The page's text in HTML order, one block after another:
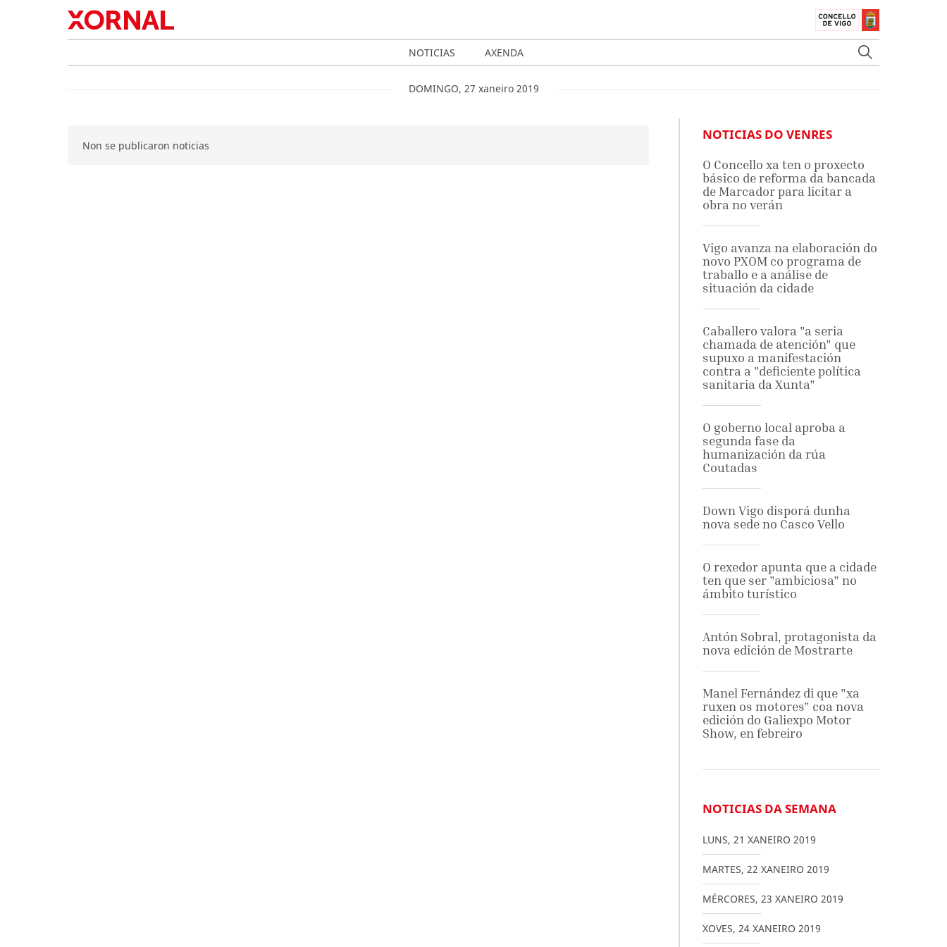
NOTICIAS AXENDA
DOMINGO, 27 xaneiro 2019
Non se publicaron noticias
NOTICIAS DO VENRES
O Concello xa ten o proxecto
básico de reforma da bancada
de Marcador para licitar a
obra no verán
Vigo avanza na elaboración do
novo PXOM co programa de
traballo e a análise de
situación da cidade
Caballero valora "a seria
chamada de atención" que
supuxo a manifestación
contra a "deficiente política
sanitaria da Xunta"
O goberno local aproba a
segunda fase da
humanización da rúa
Coutadas
Down Vigo disporá dunha
nova sede no Casco Vello
O rexedor apunta que a cidade
ten que ser "ambiciosa" no
ámbito turístico
Antón Sobral, protagonista da
nova edición de Mostrarte
Manel Fernández di que "xa
ruxen os motores" coa nova
edición do Galiexpo Motor
Show, en febreiro
NOTICIAS DA SEMANA
LUNS, 21 XANEIRO 2019
MARTES, 22 XANEIRO 2019
MÉRCORES, 23 XANEIRO 2019
XOVES, 24 XANEIRO 2019